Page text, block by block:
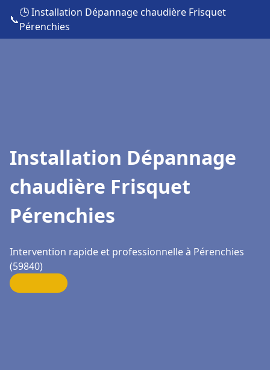
📞
🕒 Installation Dépannage chaudière Frisquet
Pérenchies
Installation Dépannage
chaudière Frisquet
Pérenchies
Intervention rapide et professionnelle à Pérenchies
(59840)